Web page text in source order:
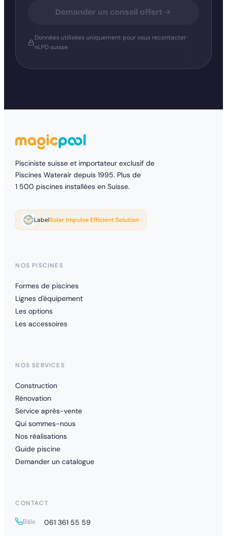
Demander un conseil offert
Données utilisées uniquement pour vous recontacter ·
nLPD suisse
Pisciniste suisse et importateur exclusif de
Piscines Waterair depuis 1995. Plus de
1 500 piscines installées en Suisse.
LabelSolar Impulse Efficient Solution
NOS PISCINES
Formes de piscines
Lignes d'équipement
Les options
Les accessoires
NOS SERVICES
Construction
Rénovation
Service après-vente
Qui sommes-nous
Nos réalisations
Guide piscine
Demander un catalogue
CONTACT
Bâle 061 361 55 59